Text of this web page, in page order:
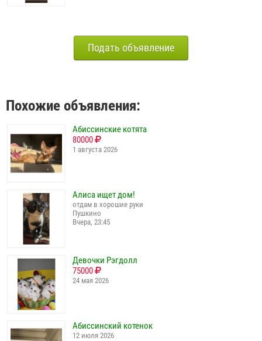
Подать объявление
Похожие объявления:
Абиссинские котята
80000
1 августа 2026
Алиса ищет дом!
отдам в хорошие руки
Пушкино
Вчера, 23:45
Девочки Рэгдолл
75000
24 мая 2026
Абиссинский котенок
12 июля 2026